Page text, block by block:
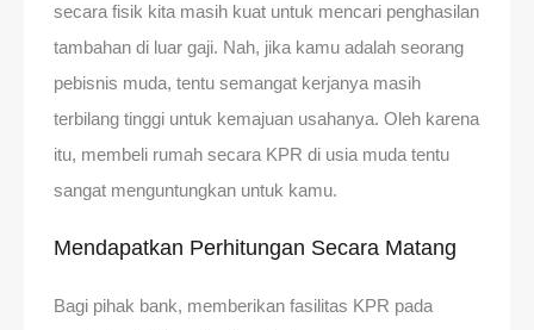
secara fisik kita masih kuat untuk mencari penghasilan
tambahan di luar gaji. Nah, jika kamu adalah seorang
pebisnis muda, tentu semangat kerjanya masih
terbilang tinggi untuk kemajuan usahanya. Oleh karena
itu, membeli rumah secara KPR di usia muda tentu
sangat menguntungkan untuk kamu.
Mendapatkan Perhitungan Secara Matang
Bagi pihak bank, memberikan fasilitas KPR pada